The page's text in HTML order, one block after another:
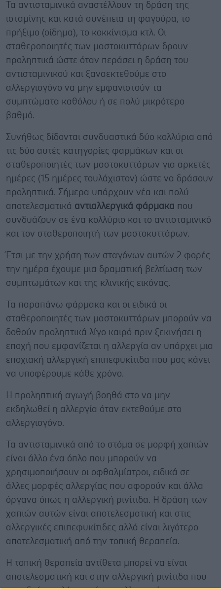
Τα αντισταμινικά αναστέλλουν τη δράση της
ισταμίνης και κατά συνέπεια τη φαγούρα, το
πρήξιμο (οίδημα), το κοκκίνισμα κτλ. Οι
σταθεροποιητές των μαστοκυττάρων δρουν
προληπτικά ώστε όταν περάσει η δράση του
αντισταμινικού και ξαναεκτεθούμε στο
αλλεργιογόνο να μην εμφανιστούν τα
συμπτώματα καθόλου ή σε πολύ μικρότερο
βαθμό.
Συνήθως δίδονται συνδυαστικά δύο κολλύρια από
τις δύο αυτές κατηγορίες φαρμάκων και οι
σταθεροποιητές των μαστοκυττάρων για αρκετές
ημέρες (15 ημέρες τουλάχιστον) ώστε να δράσουν
προληπτικά. Σήμερα υπάρχουν νέα και πολύ
αποτελεσματικά αντιαλλεργικά φάρμακα που
συνδυάζουν σε ένα κολλύριο και το αντισταμινικό
και τον σταθεροποιητή των μαστοκυττάρων.
Έτσι με την χρήση των σταγόνων αυτών 2 φορές
την ημέρα έχουμε μια δραματική βελτίωση των
συμπτωμάτων και της κλινικής εικόνας.
Τα παραπάνω φάρμακα και οι ειδικά οι
σταθεροποιητές των μαστοκυττάρων μπορούν να
δοθούν προληπτικά λίγο καιρό πριν ξεκινήσει η
εποχή που εμφανίζεται η αλλεργία αν υπάρχει μια
εποχιακή αλλεργική επιπεφυκίτιδα που μας κάνει
να υποφέρουμε κάθε χρόνο.
Η προληπτική αγωγή βοηθά στο να μην
εκδηλωθεί η αλλεργία όταν εκτεθούμε στο
αλλεργιογόνο.
Τα αντισταμινικά από το στόμα σε μορφή χαπιών
είναι άλλο ένα όπλο που μπορούν να
χρησιμοποιήσουν οι οφθαλμίατροι, ειδικά σε
άλλες μορφές αλλεργίας που αφορούν και άλλα
όργανα όπως η αλλεργική ρινίτιδα. Η δράση των
χαπιών αυτών είναι αποτελεσματική και στις
αλλεργικές επιπεφυκίτιδες αλλά είναι λιγότερο
αποτελεσματική από την τοπική θεραπεία.
Η τοπική θεραπεία αντίθετα μπορεί να είναι
αποτελεσματική και στην αλλεργική ρινίτιδα που